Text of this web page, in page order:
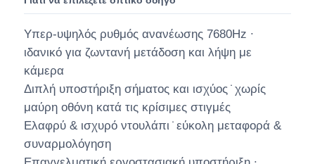
Υπερ-υψηλός ρυθμός ανανέωσης 7680Hz ∙
ιδανικό για ζωντανή μετάδοση και λήψη με
κάμερα
Διπλή υποστήριξη σήματος και ισχύος ̇ χωρίς
μαύρη οθόνη κατά τις κρίσιμες στιγμές
Ελαφρύ & ισχυρό ντουλάπι ̇ εύκολη μεταφορά &
συναρμολόγηση